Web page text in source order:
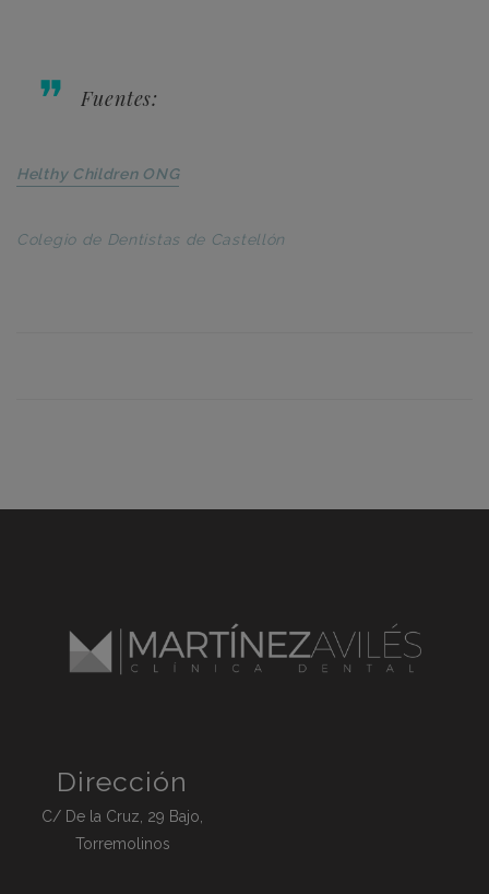
Fuentes:
Helthy Children ONG
Colegio de Dentistas de Castellón
Dirección
C/ De la Cruz, 29 Bajo,
Torremolinos